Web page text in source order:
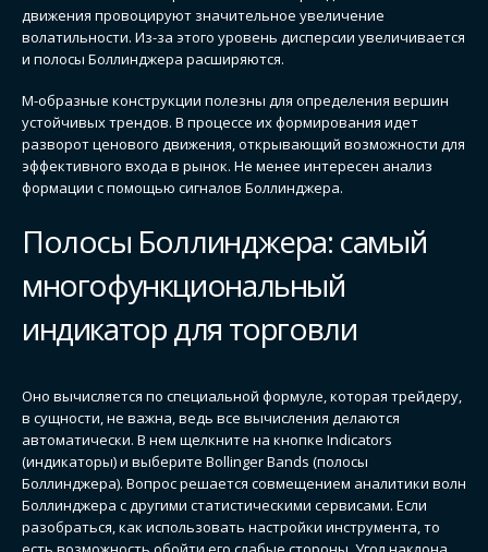
движения провоцируют значительное увеличение
волатильности. Из-за этого уровень дисперсии увеличивается
и полосы Боллинджера расширяются.
М-образные конструкции полезны для определения вершин
устойчивых трендов. В процессе их формирования идет
разворот ценового движения, открывающий возможности для
эффективного входа в рынок. Не менее интересен анализ
формации с помощью сигналов Боллинджера.
Полосы Боллинджера: самый
многофункциональный
индикатор для торговли
Оно вычисляется по специальной формуле, которая трейдеру,
в сущности, не важна, ведь все вычисления делаются
автоматически. В нем щелкните на кнопке Indicators
(индикаторы) и выберите Bollinger Bands (полосы
Боллинджера). Вопрос решается совмещением аналитики волн
Боллинджера с другими статистическими сервисами. Если
разобраться, как использовать настройки инструмента, то